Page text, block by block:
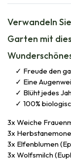
Verwandeln
Garten mit
Freude den
Eine
Blüht jedes
100%
3x Weiche
3x
3x Elfenblumen
3x Wolfsmilch